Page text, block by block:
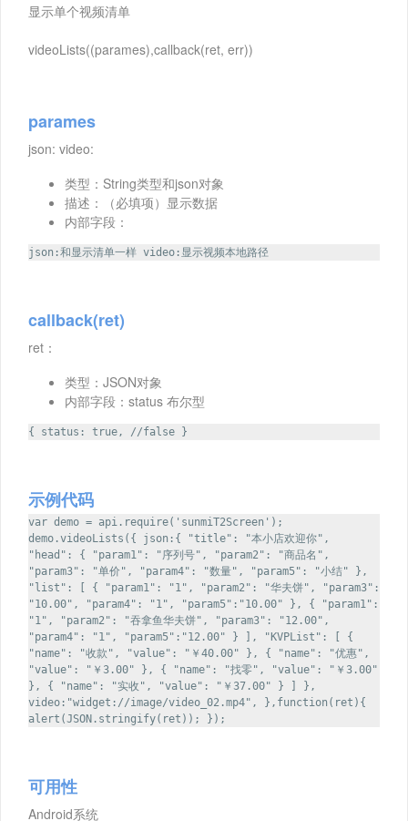
显示单个视频清单
videoLists((parames),callback(ret, err))
parames
json: video:
类型：String类型和json对象
描述：（必填项）显示数据
内部字段：
json:和显示清单一样 video:显示视频本地路径
callback(ret)
ret：
类型：JSON对象
内部字段：status 布尔型
{ status: true, //false }
示例代码
var demo = api.require('sunmiT2Screen');
demo.videoLists({ json:{ "title": "本小店欢迎你",
"head": { "param1": "序列号", "param2": "商品名",
"param3": "单价", "param4": "数量", "param5": "小结" },
"list": [ { "param1": "1", "param2": "华夫饼", "param3":
"10.00", "param4": "1", "param5":"10.00" }, { "param1":
"1", "param2": "吞拿鱼华夫饼", "param3": "12.00",
"param4": "1", "param5":"12.00" } ], "KVPList": [ {
"name": "收款", "value": "￥40.00" }, { "name": "优惠",
"value": "￥3.00" }, { "name": "找零", "value": "￥3.00"
}, { "name": "实收", "value": "￥37.00" } ] },
video:"widget://image/video_02.mp4", },function(ret){
alert(JSON.stringify(ret)); });
可用性
Android系统